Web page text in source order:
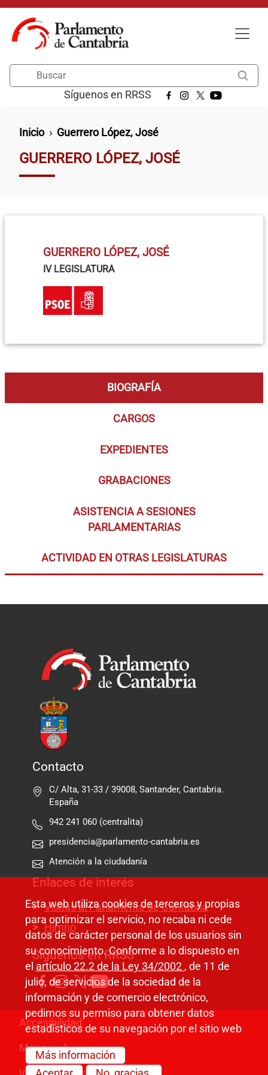
Pasar al contenido principal
Síguenos en RRSS
Ruta de navegación
Inicio Guerrero López, José
GUERRERO LÓPEZ, JOSÉ
GUERRERO LÓPEZ, JOSÉ
IV LEGISLATURA
BIOGRAFÍA
CARGOS
EXPEDIENTES
GRABACIONES
ASISTENCIA A SESIONES
PARLAMENTARIAS
ACTIVIDAD EN OTRAS LEGISLATURAS
Contacto
C/ Alta, 31-33 / 39008, Santander, Cantabria.
España
942 241 060 (centralita)
presidencia@parlamento-cantabria.es
Atención a la ciudadanía
Enlaces de interés
Visitas al Parlamento de Cantabria
Himno
Síguenos en RRSS
Pie de página
Accesibilidad
Mapa web
Esta web utiliza cookies de terceros y propias
para optimizar el servicio, no recaba ni cede
datos de carácter personal de los usuarios sin
su conocimiento. Conforme a lo dispuesto en
el artículo 22.2 de la Ley 34/2002 , de 11 de
julio, de servicios de la sociedad de la
información y de comercio electrónico,
pedimos su permiso para obtener datos
estadísticos de su navegación por el sitio web
Más información